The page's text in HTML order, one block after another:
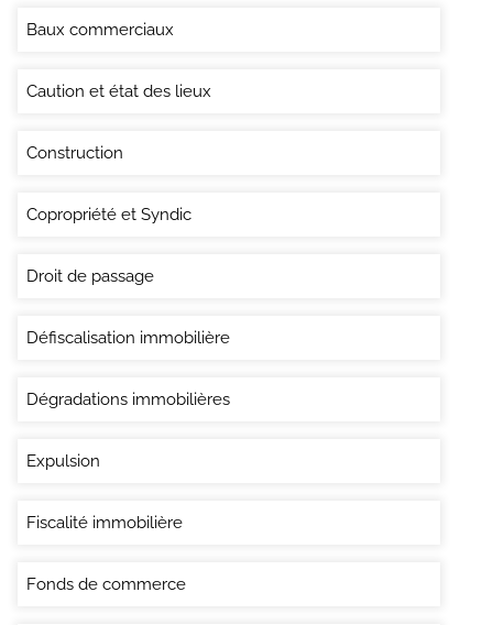
Baux commerciaux
Caution et état des lieux
Construction
Copropriété et Syndic
Droit de passage
Défiscalisation immobilière
Dégradations immobilières
Expulsion
Fiscalité immobilière
Fonds de commerce